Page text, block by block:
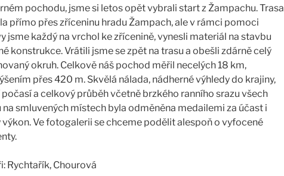
pochodu, jsme si letos opět vybrali start z Žampachu. Trasa
přímo přes zříceninu hradu Žampach, ale v rámci pomoci
jsme každý na vrchol ke zřícenině, vynesli materiál na stavbu
konstrukce. Vrátili jsme se zpět na trasu a obešli zdárně celý
okruh. Celkově náš pochod měřil necelých 18 km,
přes 420 m. Skvělá nálada, nádherné výhledy do krajiny,
a celkový průběh včetně brzkého ranního srazu všech
smluvených místech byla odměněna medailemi za účast i
výkon. Ve fotogalerii se chceme podělit alespoň o vyfocené
Rychtařík, Chourová